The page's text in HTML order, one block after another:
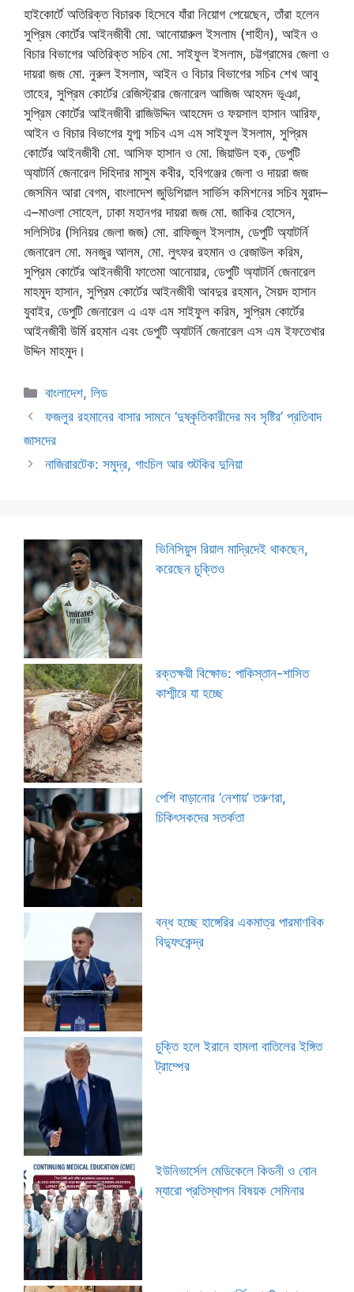
হাইকোর্টে অতিরিক্ত বিচারক হিসেবে যাঁরা নিয়োগ পেয়েছেন, তাঁরা হলেন
সুপ্রিম কোর্টের আইনজীবী মো. আনোয়ারুল ইসলাম (শাহীন), আইন ও
বিচার বিভাগের অতিরিক্ত সচিব মো. সাইফুল ইসলাম, চট্টগ্রামের জেলা ও
দায়রা জজ মো. নুরুল ইসলাম, আইন ও বিচার বিভাগের সচিব শেখ আবু
তাহের, সুপ্রিম কোর্টের রেজিস্ট্রার জেনারেল আজিজ আহমদ ভূঞা,
সুপ্রিম কোর্টের আইনজীবী রাজিউদ্দিন আহমেদ ও ফয়সাল হাসান আরিফ,
আইন ও বিচার বিভাগের যুগ্ম সচিব এস এম সাইফুল ইসলাম, সুপ্রিম
কোর্টের আইনজীবী মো. আসিফ হাসান ও মো. জিয়াউল হক, ডেপুটি
অ্যাটর্নি জেনারেল দিহিদার মাসুম কবীর, হবিগঞ্জের জেলা ও দায়রা জজ
জেসমিন আরা বেগম, বাংলাদেশ জুডিশিয়াল সার্ভিস কমিশনের সচিব মুরাদ–
এ–মাওলা সোহেল, ঢাকা মহানগর দায়রা জজ মো. জাকির হোসেন,
সলিসিটর (সিনিয়র জেলা জজ) মো. রাফিজুল ইসলাম, ডেপুটি অ্যাটর্নি
জেনারেল মো. মনজুর আলম, মো. লুৎফর রহমান ও রেজাউল করিম,
সুপ্রিম কোর্টের আইনজীবী ফাতেমা আনোয়ার, ডেপুটি অ্যাটর্নি জেনারেল
মাহমুদ হাসান, সুপ্রিম কোর্টের আইনজীবী আবদুর রহমান, সৈয়দ হাসান
যুবাইর, ডেপুটি জেনারেল এ এফ এম সাইফুল করিম, সুপ্রিম কোর্টের
আইনজীবী উর্মি রহমান এবং ডেপুটি অ্যাটর্নি জেনারেল এস এম ইফতেখার
উদ্দিন মাহমুদ।
Categories
বাংলাদেশ,লিড
ফজলুর রহমানের বাসার সামনে ‘দুষ্কৃতিকারীদের মব সৃষ্টির’ প্রতিবাদ
জাসদের
নাজিরারটেক: সমুদ্র, গাংচিল আর শুটকির দুনিয়া
ভিনিসিয়ুস রিয়াল মাদ্রিদেই থাকছেন,
করেছেন চুক্তিও
রক্তক্ষয়ী বিক্ষোভ: পাকিস্তান-শাসিত
কাশ্মীরে যা হচ্ছে
পেশি বাড়ানোর ‘নেশায়’ তরুণরা,
চিকিৎসকদের সতর্কতা
বন্ধ হচ্ছে হাঙ্গেরির একমাত্র পারমাণবিক
বিদ্যুৎকেন্দ্র
চুক্তি হলে ইরানে হামলা বাতিলের ইঙ্গিত
ট্রাম্পের
ইউনিভার্সেল মেডিকেলে কিডনী ও বোন
ম্যারো প্রতিস্থাপন বিষয়ক সেমিনার